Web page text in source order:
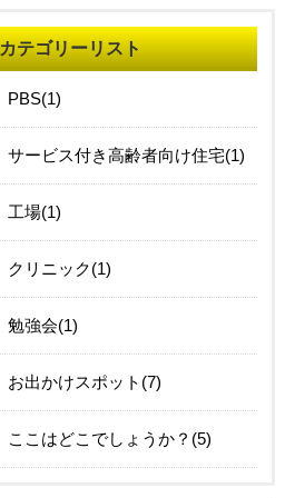
カテゴリーリスト
PBS(1)
サービス付き高齢者向け住宅(1)
工場(1)
クリニック(1)
勉強会(1)
お出かけスポット(7)
ここはどこでしょうか？(5)